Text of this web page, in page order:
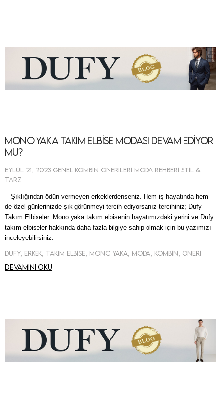
Mono Yaka Takım Elbise Modası Devam Ediyor
mu?
Eylül 21, 2023 Genel Kombin Önerileri Moda Rehberi Stil &
Tarz
Şıklığından ödün vermeyen erkeklerdenseniz. Hem iş hayatında hem
de özel günlerinizde şık görünmeyi tercih ediyorsanız tercihiniz; Dufy
Takım Elbiseler. Mono yaka takım elbisenin hayatımızdaki yerini ve Dufy
takım elbiseler hakkında daha fazla bilgiye sahip olmak için bu yazımızı
inceleyebilirsiniz.
Dufy, Erkek, Takım Elbise, Mono Yaka, Moda, Kombin, Öneri
Devamını oku